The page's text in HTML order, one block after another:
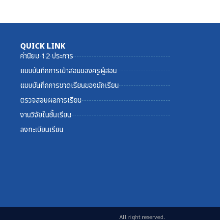
QUICK LINK
ค่านิยม 12 ประการ
แบบบันทึกการเข้าสอนของครูผู้สอน
แบบบันทึกการขาดเรียนของนักเรียน
ตรวจสอบผลการเรียน
งานวิจัยในชั้นเรียน
ลงทะเบียนเรียน
All right reserved.